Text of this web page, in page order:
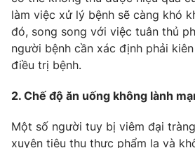
Cơ quan báo chí:Thời báo VTV
Giấy phép hoạt động báo in và báo
cấp ngày 29/12/2023
Tổng Biên tập:Vũ Thanh Thủy
Phó Tổng Biên tập:
Nguyễn Trọng Ninh
Ðiện thoại Thời báo VTV:024.66 897
làm việc xử lý bệnh sẽ càng khó
đó, song song với việc tuân thủ
người bệnh cần xác định phải
điều trị bệnh.
2. Chế độ ăn uống không lành
Một số người tuy bị viêm đại
xuyên tiêu thụ thực phẩm lạ và